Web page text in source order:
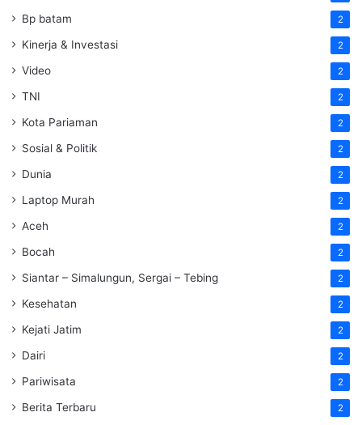
Bp batam 2
Kinerja & Investasi 2
Video 2
TNI 2
Kota Pariaman 2
Sosial & Politik 2
Dunia 2
Laptop Murah 2
Aceh 2
Bocah 2
Siantar – Simalungun, Sergai – Tebing 2
Kesehatan 2
Kejati Jatim 2
Dairi 2
Pariwisata 2
Berita Terbaru 2